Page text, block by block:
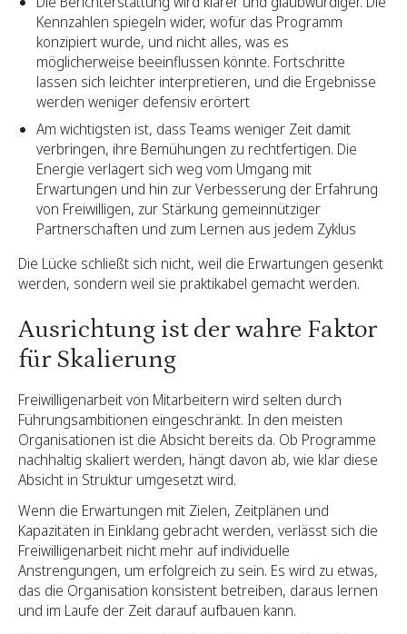
Kennzahlen spiegeln wider, wofür das Programm
konzipiert wurde, und nicht alles, was es
möglicherweise beeinflussen könnte. Fortschritte
lassen sich leichter interpretieren, und die Ergebnisse
werden weniger defensiv erörtert
Am wichtigsten ist, dass Teams weniger Zeit damit
verbringen, ihre Bemühungen zu rechtfertigen. Die
Energie verlagert sich weg vom Umgang mit
Erwartungen und hin zur Verbesserung der Erfahrung
von Freiwilligen, zur Stärkung gemeinnütziger
Partnerschaften und zum Lernen aus jedem Zyklus
Die Lücke schließt sich nicht, weil die Erwartungen gesenkt
werden, sondern weil sie praktikabel gemacht werden.
Ausrichtung ist der wahre Faktor
für Skalierung
Freiwilligenarbeit von Mitarbeitern wird selten durch
Führungsambitionen eingeschränkt. In den meisten
Organisationen ist die Absicht bereits da. Ob Programme
nachhaltig skaliert werden, hängt davon ab, wie klar diese
Absicht in Struktur umgesetzt wird.
Wenn die Erwartungen mit Zielen, Zeitplänen und
Kapazitäten in Einklang gebracht werden, verlässt sich die
Freiwilligenarbeit nicht mehr auf individuelle
Anstrengungen, um erfolgreich zu sein. Es wird zu etwas,
das die Organisation konsistent betreiben, daraus lernen
und im Laufe der Zeit darauf aufbauen kann.